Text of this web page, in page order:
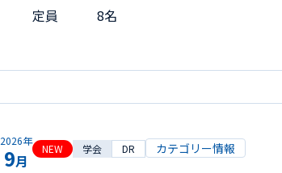
定員
8名
2026年
9月
NEW 学会 DR カテゴリー情報